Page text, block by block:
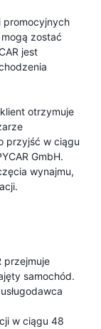
promocyjnych
zostać
jest
otrzymuje
przyjść w ciągu
GmbH.
wynajmu,
przejmuje
samochód.
w ciągu 48